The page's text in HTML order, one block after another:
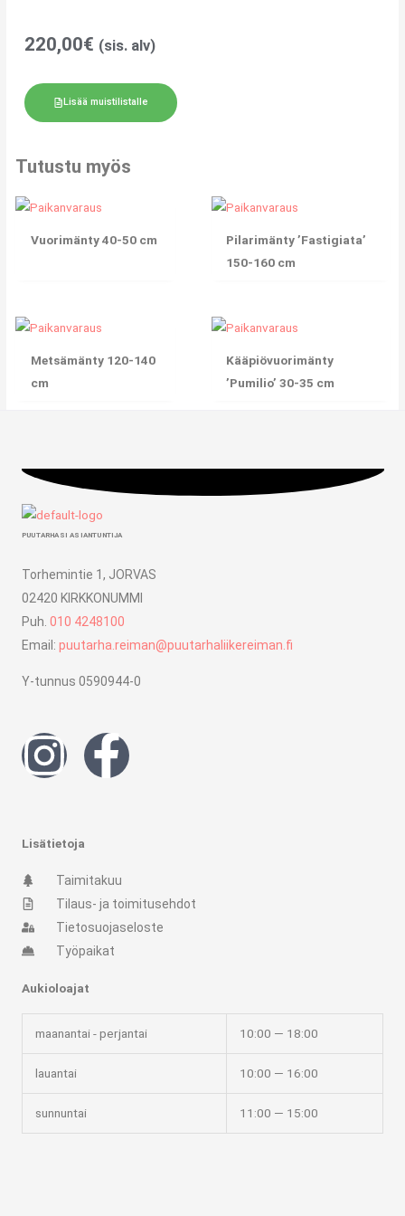
220,00€ (sis. alv)
Lisää muistilistalle
Tutustu myös
Vuorimänty 40-50 cm
Pilarimänty ’Fastigiata’
150-160 cm
Metsämänty 120-140
cm
Kääpiövuorimänty
’Pumilio’ 30-35 cm
PUUTARHASI ASIANTUNTIJA
Torhemintie 1, JORVAS
02420 KIRKKONUMMI
Puh. 010 4248100
Email: puutarha.reiman@puutarhaliikereiman.fi
Y-tunnus 0590944-0
I
n
s
t
a
g
r
a
m
F
a
e
b
o
o
k
-
Lisätietoja
Taimitakuu
Tilaus- ja toimitusehdot
Tietosuojaseloste
Työpaikat
Aukioloajat
maanantai - perjantai 10:00 — 18:00
lauantai 10:00 — 16:00
sunnuntai 11:00 — 15:00